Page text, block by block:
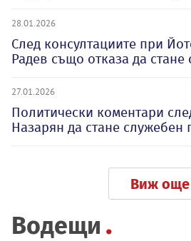
28.01.2026
След консултациите при
Радев също отказа да
27.01.2026
Политически коментари
Назарян да стане
Виж още
Водещи